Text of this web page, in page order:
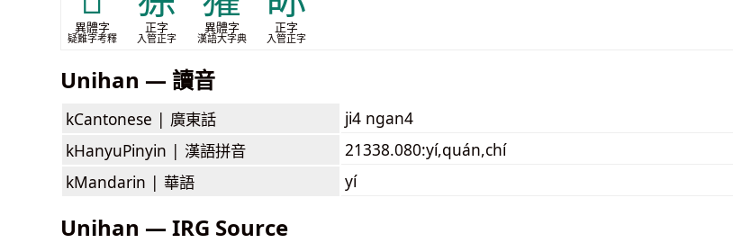
異體字
疑難字考釋
正字
入管正字
異體字
漢語大字典
正字
入管正字
Unihan — 讀音
kCantonese | 廣東話
ji4 ngan4
kHanyuPinyin | 漢語拼音
21338.080:yí,quán,chí
kMandarin | 華語 yí
Unihan — IRG Source